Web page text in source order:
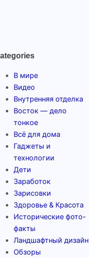
В мире
Видео
Внутренняя отделка
Восток — дело
тонкое
Всё для дома
Гаджеты и
технологии
Дети
Заработок
Зарисовки
Здоровье & Красота
Исторические фото-
факты
Ландшафтный дизайн
Обзоры